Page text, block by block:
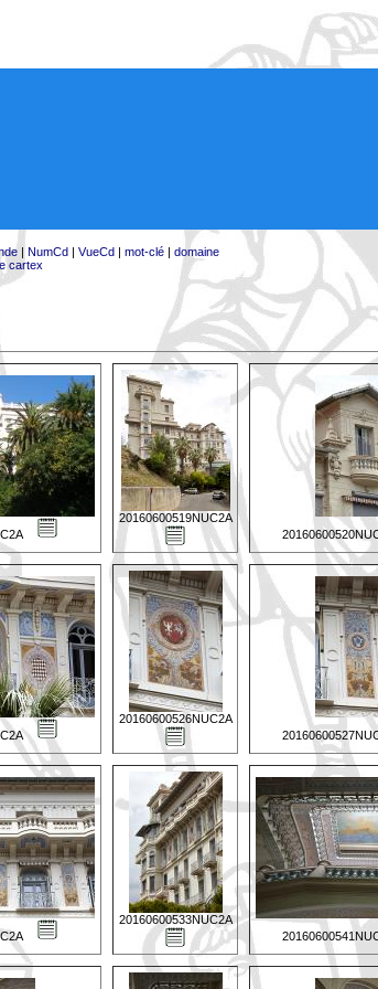
| NumCd| VueCd| mot-clé| domaine
cartex
20160600519NUC2A
20160600526NUC2A
20160600533NUC2A